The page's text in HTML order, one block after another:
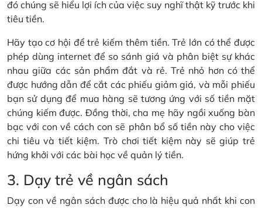
đó chúng sẽ hiểu lợi ích của việc suy nghĩ thật kỹ trước khi
tiêu tiền.
Hãy tạo cơ hội để trẻ kiếm thêm tiền. Trẻ lớn có thể được
phép dùng internet để so sánh giá và phân biệt sự khác
nhau giữa các sản phẩm đắt và rẻ. Trẻ nhỏ hơn có thể
được hướng dẫn để cắt các phiếu giảm giá, và mỗi phiếu
bạn sử dụng để mua hàng sẽ tương ứng với số tiền mặt
chúng kiếm được. Đồng thời, cha mẹ hãy ngồi xuống bàn
bạc với con về cách con sẽ phân bổ số tiền này cho việc
chi tiêu và tiết kiệm. Trò chơi tiết kiệm này sẽ giúp trẻ
hứng khởi với các bài học về quản lý tiền.
3. Dạy trẻ về ngân sách
Dạy con về ngân sách được cho là hiệu quả nhất khi con